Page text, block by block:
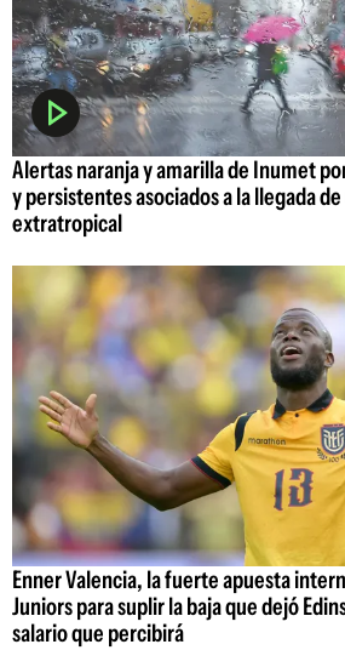
Alertas naranja y amarilla de Inumet
y persistentes asociados a la llegada
extratropical
Enner Valencia, la fuerte apuesta
Juniors para suplir la baja que dejó
salario que percibirá